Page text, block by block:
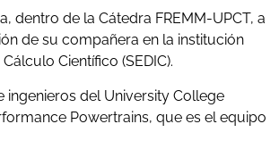
dentro de la Cátedra FREMM-UPCT, a
de su compañera en la institución
Científico (SEDIC).
del University College
Powertrains, que es el equipo